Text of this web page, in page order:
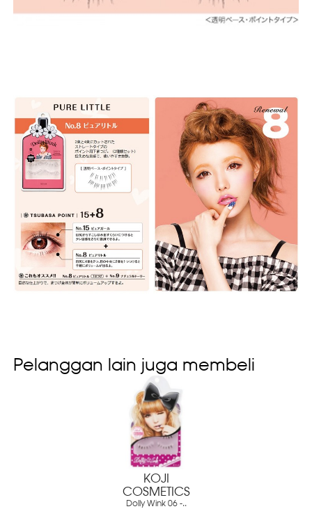
Pelanggan lain juga membeli
KOJI
COSMETICS
Dolly Wink 06 -..